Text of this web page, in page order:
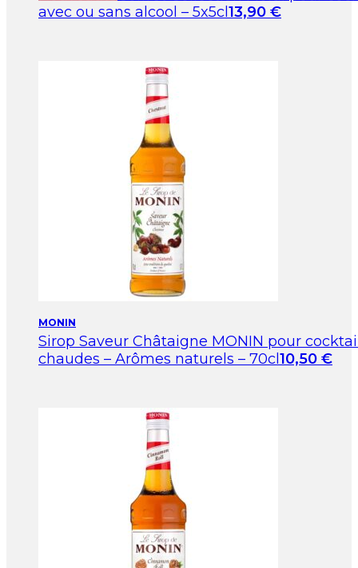
avec ou sans alcool – 5x5cl 13,90 €
MONIN
Sirop Saveur Châtaigne MONIN pour
chaudes – Arômes naturels – 70cl 10,50 €